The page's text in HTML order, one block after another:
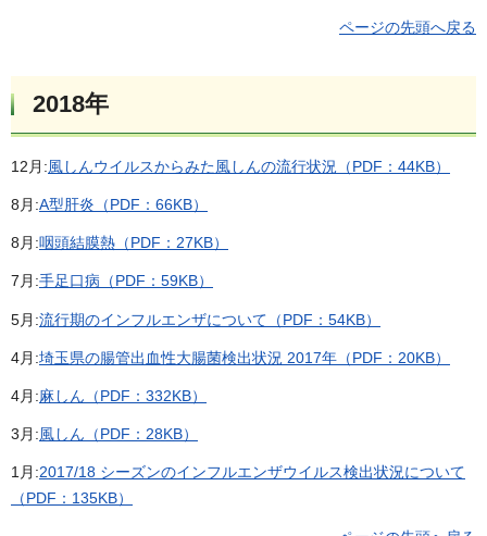
ページの先頭へ戻る
2018年
12月:風しんウイルスからみた風しんの流行状況（PDF：44KB）
8月:A型肝炎（PDF：66KB）
8月:咽頭結膜熱（PDF：27KB）
7月:手足口病（PDF：59KB）
5月:流行期のインフルエンザについて（PDF：54KB）
4月:埼玉県の腸管出血性大腸菌検出状況 2017年（PDF：20KB）
4月:麻しん（PDF：332KB）
3月:風しん（PDF：28KB）
1月:2017/18 シーズンのインフルエンザウイルス検出状況について
（PDF：135KB）